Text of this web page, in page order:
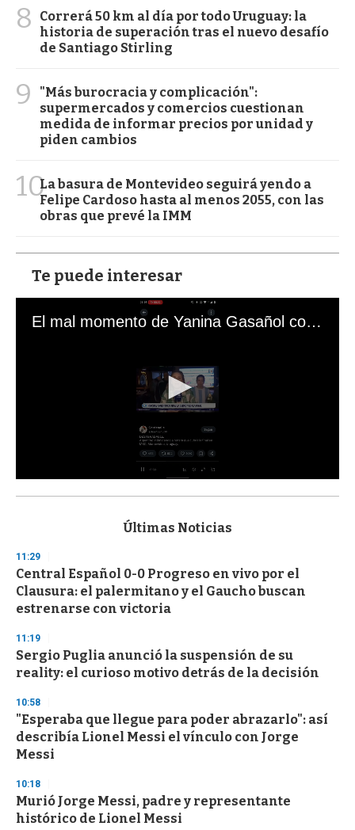
8
Correrá 50 km al día por todo Uruguay: la
historia de superación tras el nuevo desafío
de Santiago Stirling
9
"Más burocracia y complicación":
supermercados y comercios cuestionan
medida de informar precios por unidad y
piden cambios
10La basura de Montevideo seguirá yendo a
Felipe Cardoso hasta al menos 2055, con las
obras que prevé la IMM
Te puede interesar
El mal momento de Yanina Gasañol con un hincha argentino en "Subrayado"
s
d
s
o
f
3
s
e
c
o
d
s
Últimas Noticias
11:29
Central Español 0-0 Progreso en vivo por el
Clausura: el palermitano y el Gaucho buscan
estrenarse con victoria
11:19
Sergio Puglia anunció la suspensión de su
reality: el curioso motivo detrás de la decisión
10:58
"Esperaba que llegue para poder abrazarlo": así
describía Lionel Messi el vínculo con Jorge
Messi
10:18
Murió Jorge Messi, padre y representante
histórico de Lionel Messi